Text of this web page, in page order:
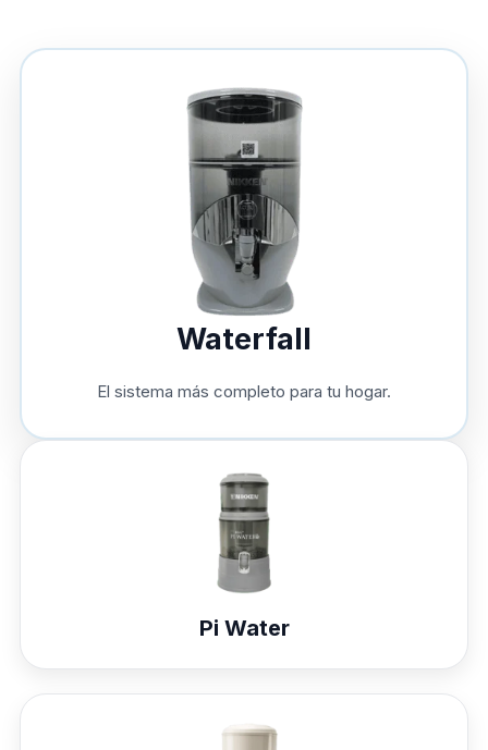
Waterfall
El sistema más completo para tu hogar.
Pi Water